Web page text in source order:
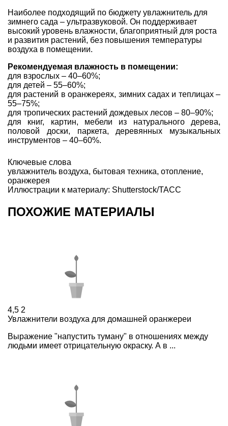
Наиболее подходящий по бюджету увлажнитель для
зимнего сада – ультразвуковой. Он поддерживает
высокий уровень влажности, благоприятный для роста
и развития растений, без повышения температуры
воздуха в помещении.
Рекомендуемая влажность в помещении:
для взрослых – 40–60%;
для детей – 55–60%;
для растений в оранжереях, зимних садах и теплицах –
55–75%;
для тропических растений дождевых лесов – 80–90%;
для книг, картин, мебели из натурального дерева,
половой доски, паркета, деревянных музыкальных
инструментов – 40–60%.
Ключевые слова
увлажнитель воздуха, бытовая техника, отопление,
оранжерея
Иллюстрации к материалу: Shutterstock/ТАСС
ПОХОЖИЕ МАТЕРИАЛЫ
4,5 2
Увлажнители воздуха для домашней оранжереи
Выражение "напустить туману" в отношениях между
людьми имеет отрицательную окраску. А в ...